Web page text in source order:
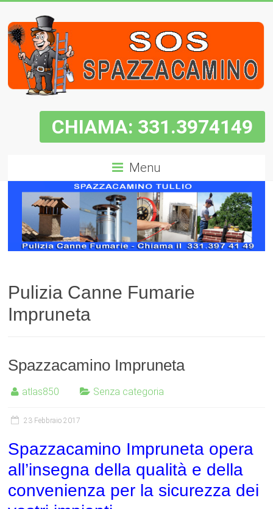
CHIAMA: 331.3974149
Menu
Pulizia Canne Fumarie
Impruneta
Spazzacamino Impruneta
atlas850 Senza categoria
23 Febbraio 2017
Spazzacamino Impruneta opera
all’insegna della qualità e della
convenienza per la sicurezza dei